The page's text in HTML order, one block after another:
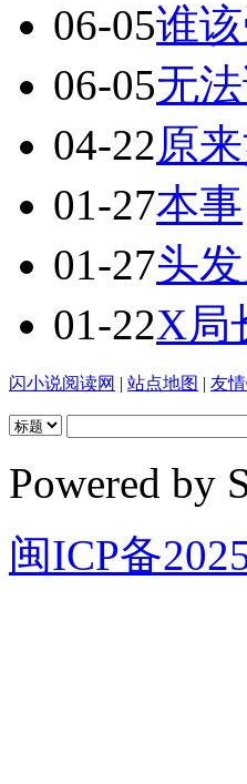
06-05谁
06-05无
04-22原
01-27本事
01-27头
01-22X局
闪小说阅读网 | 站点地图 | 友
Powered by
闽ICP备